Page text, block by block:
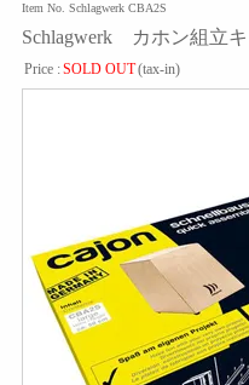
Item No. Schlagwerk CBA2S
Schlagwerk カホン組立キ
Price :SOLD OUT(tax-in)